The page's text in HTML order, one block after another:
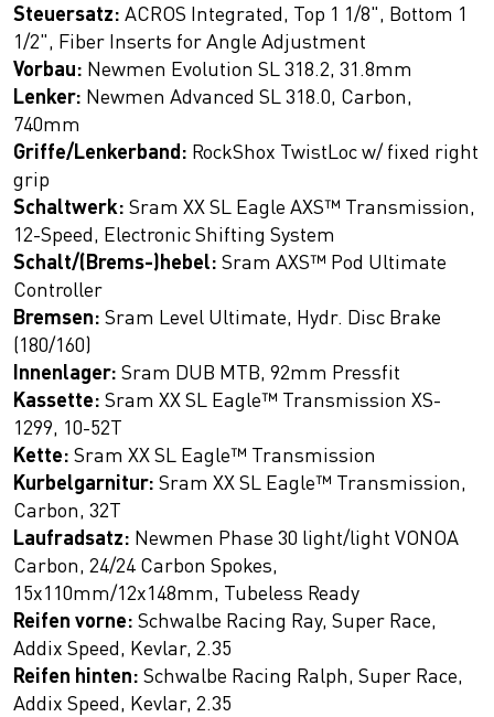
Steuersatz: ACROS Integrated, Top 1 1/8", Bottom 1
1/2", Fiber Inserts for Angle Adjustment
Vorbau: Newmen Evolution SL 318.2, 31.8mm
Lenker: Newmen Advanced SL 318.0, Carbon,
740mm
Griffe/Lenkerband: RockShox TwistLoc w/ fixed right
grip
Schaltwerk: Sram XX SL Eagle AXS™ Transmission,
12-Speed, Electronic Shifting System
Schalt/(Brems-)hebel: Sram AXS™ Pod Ultimate
Controller
Bremsen: Sram Level Ultimate, Hydr. Disc Brake
(180/160)
Innenlager: Sram DUB MTB, 92mm Pressfit
Kassette: Sram XX SL Eagle™ Transmission XS-
1299, 10-52T
Kette: Sram XX SL Eagle™ Transmission
Kurbelgarnitur: Sram XX SL Eagle™ Transmission,
Carbon, 32T
Laufradsatz: Newmen Phase 30 light/light VONOA
Carbon, 24/24 Carbon Spokes,
15x110mm/12x148mm, Tubeless Ready
Reifen vorne: Schwalbe Racing Ray, Super Race,
Addix Speed, Kevlar, 2.35
Reifen hinten: Schwalbe Racing Ralph, Super Race,
Addix Speed, Kevlar, 2.35